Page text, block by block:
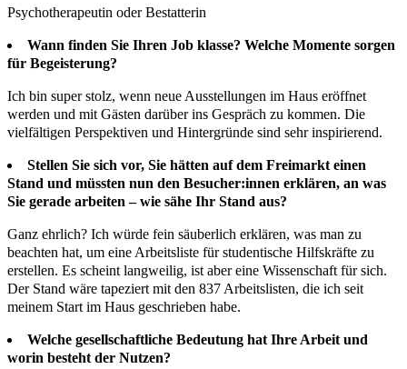
Psychotherapeutin oder Bestatterin
Wann finden Sie Ihren Job klasse? Welche Momente sorgen
für Begeisterung?
Ich bin super stolz, wenn neue Ausstellungen im Haus eröffnet
werden und mit Gästen darüber ins Gespräch zu kommen. Die
vielfältigen Perspektiven und Hintergründe sind sehr inspirierend.
Stellen Sie sich vor, Sie hätten auf dem Freimarkt einen
Stand und müssten nun den Besucher:innen erklären, an was
Sie gerade arbeiten – wie sähe Ihr Stand aus?
Ganz ehrlich? Ich würde fein säuberlich erklären, was man zu
beachten hat, um eine Arbeitsliste für studentische Hilfskräfte zu
erstellen. Es scheint langweilig, ist aber eine Wissenschaft für sich.
Der Stand wäre tapeziert mit den 837 Arbeitslisten, die ich seit
meinem Start im Haus geschrieben habe.
Welche gesellschaftliche Bedeutung hat Ihre Arbeit und
worin besteht der Nutzen?